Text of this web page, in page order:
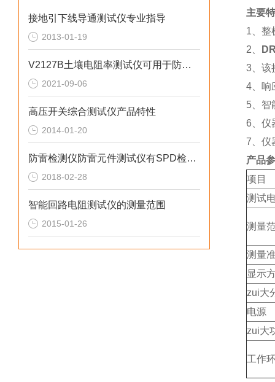
接地引下线导通测试仪专业指导
2013-01-19
V2127B土壤电阻率测试仪可用于防雷检测
2021-09-06
高压开关综合测试仪产品特性
2014-01-20
防雷检测仪防雷元件测试仪有SPD检测功能
2018-02-28
智能回路电阻测试仪的测量范围
2015-01-26
主要
1、整
2、
3、该
4、响
5、智
6、仪
7、仪
产品
项目
测试
测量
测量
显示
zui大
电源
zui大
工作